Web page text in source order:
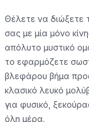
Θέλετε να διώξετε
σας με μία μόνο
απόλυτο μυστικό
το εφαρμόζετε
βλεφάρου βήμα
κλασικό λευκό
για φυσικό,
όλη μέρα.